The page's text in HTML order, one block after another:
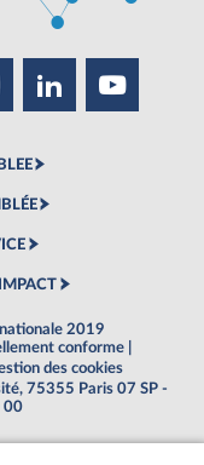
2019
conforme
des cookies
75355 Paris 07 SP -
00